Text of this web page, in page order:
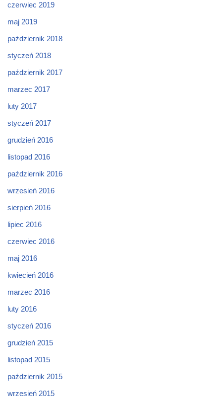
czerwiec 2019
maj 2019
październik 2018
styczeń 2018
październik 2017
marzec 2017
luty 2017
styczeń 2017
grudzień 2016
listopad 2016
październik 2016
wrzesień 2016
sierpień 2016
lipiec 2016
czerwiec 2016
maj 2016
kwiecień 2016
marzec 2016
luty 2016
styczeń 2016
grudzień 2015
listopad 2015
październik 2015
wrzesień 2015